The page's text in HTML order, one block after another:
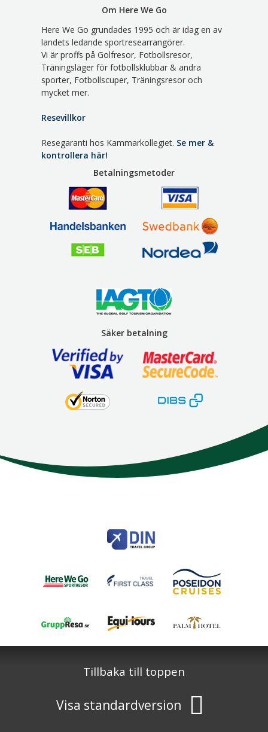
Om Here We Go
Here We Go grundades 1995 och är idag en av
landets ledande sportresearrangörer.
Vi är proffs på Golfresor, Fotbollsresor,
Träningsläger för fotbollsklubbar & andra
sporter, Fotbollscuper, Träningsresor och
mycket mer.
Resevillkor
Resegaranti hos Kammarkollegiet. Se mer &
kontrollera här!
Betalningsmetoder
Säker betalning
235 39
Telefon040 45 63 50
Org nr 5565262721
Tillbaka till toppen
Visa standardversion